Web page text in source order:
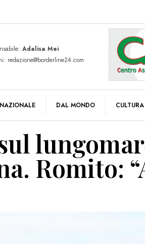
Adalisa Mei
redazione@borderline24.com
NAZIONALE DAL MONDO CULTURA
Romito: